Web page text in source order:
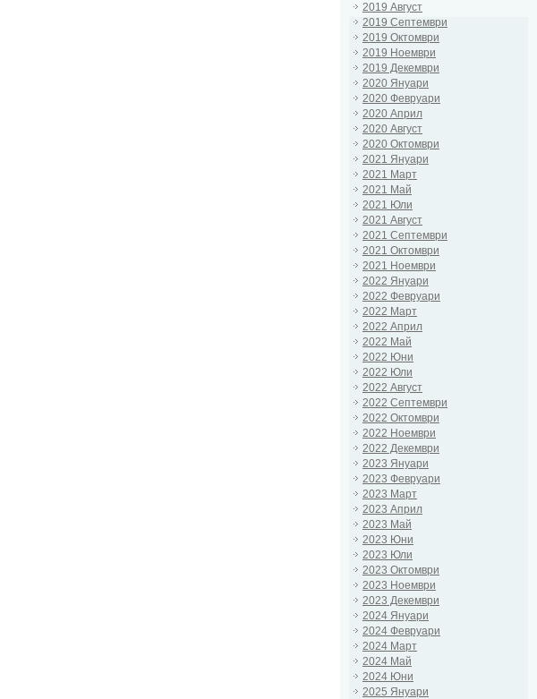
2019 Август
2019 Септември
2019 Октомври
2019 Ноември
2019 Декември
2020 Януари
2020 Февруари
2020 Април
2020 Август
2020 Октомври
2021 Януари
2021 Март
2021 Май
2021 Юли
2021 Август
2021 Септември
2021 Октомври
2021 Ноември
2022 Януари
2022 Февруари
2022 Март
2022 Април
2022 Май
2022 Юни
2022 Юли
2022 Август
2022 Септември
2022 Октомври
2022 Ноември
2022 Декември
2023 Януари
2023 Февруари
2023 Март
2023 Април
2023 Май
2023 Юни
2023 Юли
2023 Октомври
2023 Ноември
2023 Декември
2024 Януари
2024 Февруари
2024 Март
2024 Май
2024 Юни
2025 Януари